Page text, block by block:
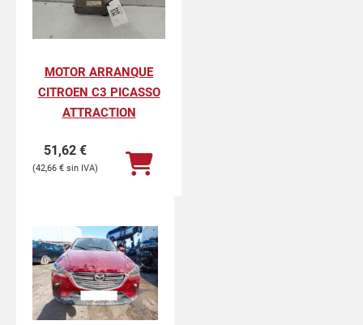
MOTOR ARRANQUE
CITROEN C3 PICASSO
ATTRACTION
51,62 €
42,66 €